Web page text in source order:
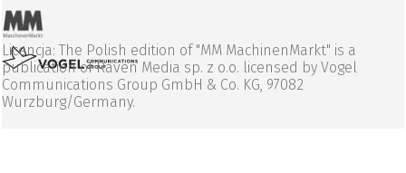
Licencja: The Polish edition of "MM MachinenMarkt" is a
publication of Raven Media sp. z o.o. licensed by Vogel
Communications Group GmbH & Co. KG, 97082
Wurzburg/Germany.